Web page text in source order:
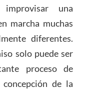
improvisar una
marcha muchas
diferentes.
solo puede ser
proceso de
de la